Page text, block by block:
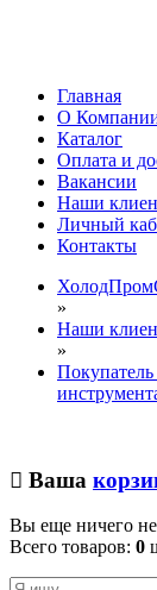
Главная
О
Каталог
Оплата и
Вакансии
Наши
Личный
Контакты
»
Наши
»
Покупатель
Ваша
Вы еще ничего
Всего товаров: 0